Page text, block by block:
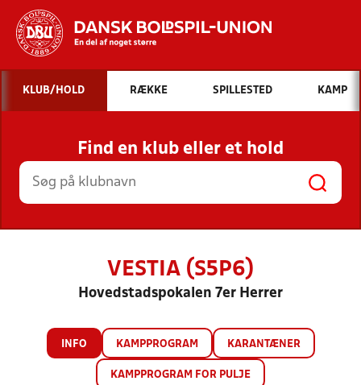
Hvad vil du søge efter?
INDHOLD OG NYHEDER
STILLINGER, RESULTATER, KLUBBER OG
HOLD
KLUB/HOLD RÆKKE SPILLESTED KAMP
Find en klub eller et hold
VESTIA (S5P6)
Hovedstadspokalen 7er Herrer
INFO KAMPPROGRAM KARANTÆNER
KAMPPROGRAM FOR PULJE